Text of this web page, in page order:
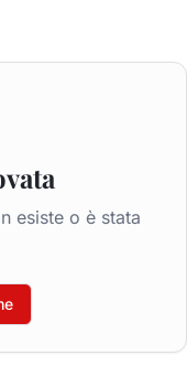
esiste o è stata